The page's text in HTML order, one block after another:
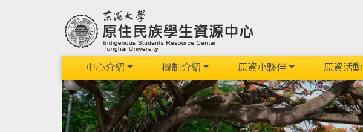
中心介紹 機制介紹 原資小夥伴 原資活動